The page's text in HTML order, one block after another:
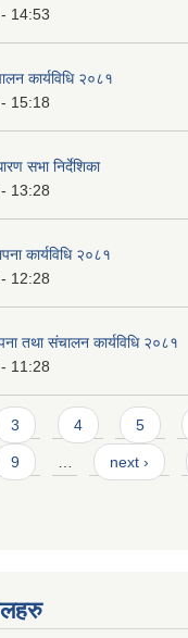
14:53
कार्यविधि २०८१
15:18
सभा निर्देशिका
13:28
कार्यविधि २०८१
12:28
तथा संचालन कार्यविधि २०८१
11:28
3 4 5
9 … next ›